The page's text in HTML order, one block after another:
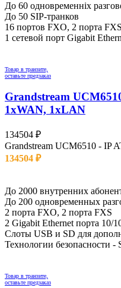
До 60 одновременніх
До 50 SIP-транков
16 портов FXO, 2 порта FXS
1 сетевой порт Gigabit
Товар в транзите,
оставьте предзаказ
Grandstream
1xWAN, 1xLAN
134504 ₽
Grandstream UCM6510 - IP
134504 ₽
До 2000 внутренних
До 200 одновременных
2 порта FXO, 2 порта FXS
2 Gigabit Ethernet порта 10/
Слоты USB и SD для
Технологии безопасности
Товар в транзите,
оставьте предзаказ